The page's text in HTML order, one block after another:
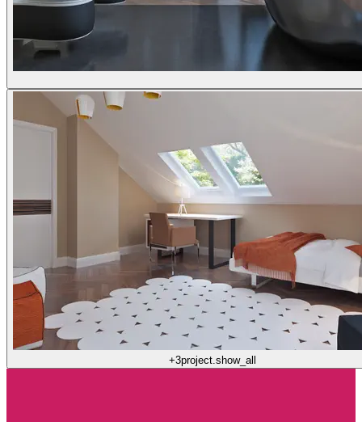
+3project.show_all